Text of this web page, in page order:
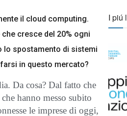
il cloud computing.
cresce del 20% ogni
lo spostamento di sistemi
in questo mercato?
Da cosa? Dal fatto che
hanno messo subito
le imprese di oggi,
I piú